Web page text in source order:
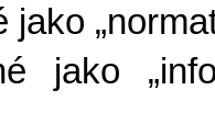
jako
jako